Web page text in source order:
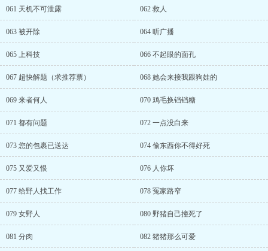
061 天机不可泄露 062 救人
063 被开除 064 听广播
065 上科技 066 不起眼的面孔
067 超快解题（求推荐票） 068 她会来接我跟狗娃的
069 来者何人 070 鸡毛换铛铛糖
071 都有问题 072 一点没白来
073 您的包裹已送达 074 偷东西你不得好死
075 又爱又恨 076 人你坏
077 给野人找工作 078 冤家路窄
079 女野人 080 野猪自己撞死了
081 分肉 082 猪猪那么可爱